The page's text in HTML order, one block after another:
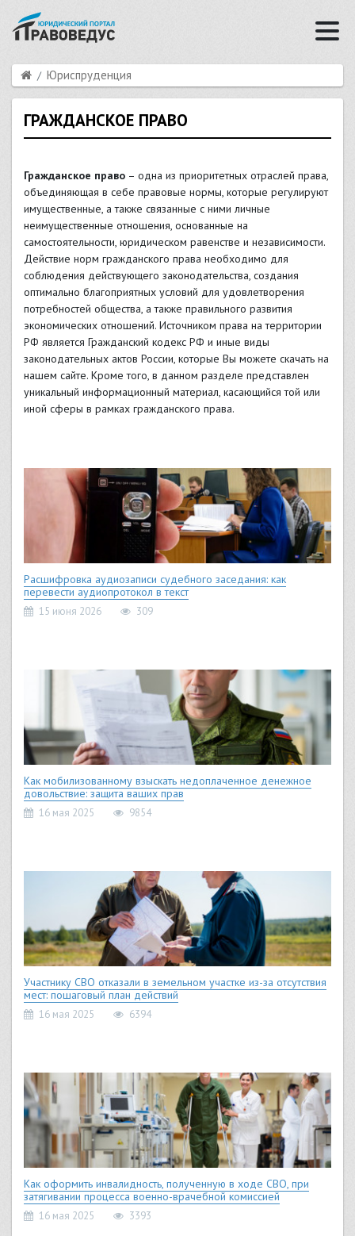
Юриспруденция
ГРАЖДАНСКОЕ ПРАВО
Гражданское право – одна из приоритетных отраслей права,
объединяющая в себе правовые нормы, которые регулируют
имущественные, а также связанные с ними личные
неимущественные отношения, основанные на
самостоятельности, юридическом равенстве и независимости.
Действие норм гражданского права необходимо для
соблюдения действующего законодательства, создания
оптимально благоприятных условий для удовлетворения
потребностей общества, а также правильного развития
экономических отношений. Источником права на территории
РФ является Гражданский кодекс РФ и иные виды
законодательных актов России, которые Вы можете скачать на
нашем сайте. Кроме того, в данном разделе представлен
уникальный информационный материал, касающийся той или
иной сферы в рамках гражданского права.
Расшифровка аудиозаписи судебного заседания: как
перевести аудиопротокол в текст
15 июня 2026 309
Как мобилизованному взыскать недоплаченное денежное
довольствие: защита ваших прав
16 мая 2025 9854
Участнику СВО отказали в земельном участке из-за отсутствия
мест: пошаговый план действий
16 мая 2025 6394
Как оформить инвалидность, полученную в ходе СВО, при
затягивании процесса военно-врачебной комиссией
16 мая 2025 3393